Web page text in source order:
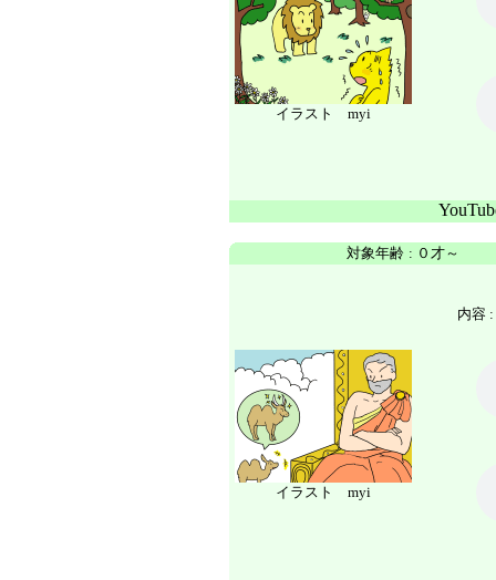
イラスト myi
対象年齢 : ０才～
イラスト myi
内容 :